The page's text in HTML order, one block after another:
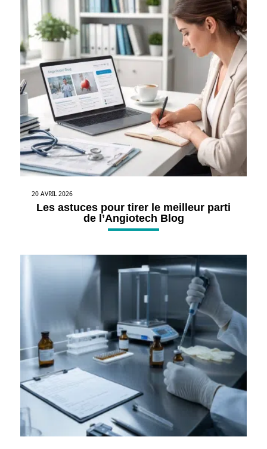
20 AVRIL 2026
Les astuces pour tirer le meilleur parti
de l’Angiotech Blog